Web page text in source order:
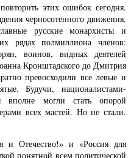
этих ошибок сегодня.
черносотенного движения.
русские монархисты и
рядах полмиллиона членов:
воинов, видных деятелей
Кронштадского до Дмитрия
превосходили все левые и
Будучи, националистами-
вполне могли стать опорой
всех мастей. Но не стали.
и Отечество!» и «Россия для
понятной всем политической